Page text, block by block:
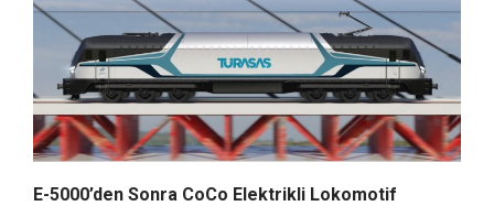
E-5000’den Sonra CoCo Elektrikli Lokomotif